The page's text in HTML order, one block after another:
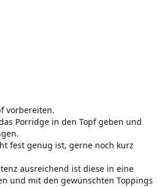
vorbereiten.
Porridge in den Topf geben und
fest genug ist, gerne noch kurz
ausreichend ist diese in eine
und mit den gewünschten Toppings